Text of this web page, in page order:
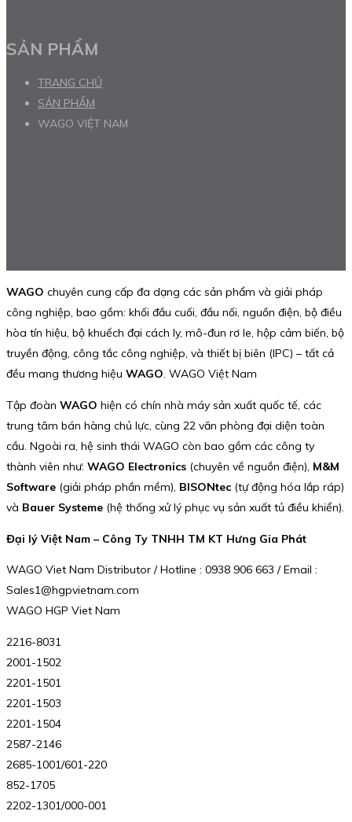
SẢN PHẨM
TRANG CHỦ
SẢN PHẨM
WAGO VIỆT NAM
WAGO chuyên cung cấp đa dạng các sản phẩm và giải pháp
công nghiệp, bao gồm: khối đầu cuối, đầu nối, nguồn điện, bộ điều
hòa tín hiệu, bộ khuếch đại cách ly, mô-đun rơ le, hộp cảm biến, bộ
truyền động, công tắc công nghiệp, và thiết bị biên (IPC) – tất cả
đều mang thương hiệu WAGO. WAGO Việt Nam
Tập đoàn WAGO hiện có chín nhà máy sản xuất quốc tế, các
trung tâm bán hàng chủ lực, cùng 22 văn phòng đại diện toàn
cầu. Ngoài ra, hệ sinh thái WAGO còn bao gồm các công ty
thành viên như: WAGO Electronics (chuyên về nguồn điện), M&M
Software (giải pháp phần mềm), BISONtec (tự động hóa lắp ráp)
và Bauer Systeme (hệ thống xử lý phục vụ sản xuất tủ điều khiển).
Đại lý Việt Nam – Công Ty TNHH TM KT Hưng Gia Phát
WAGO Viet Nam Distributor / Hotline : 0938 906 663 / Email :
Sales1@hgpvietnam.com
WAGO HGP Viet Nam
2216-8031
2001-1502
2201-1501
2201-1503
2201-1504
2587-2146
2685-1001/601-220
852-1705
2202-1301/000-001